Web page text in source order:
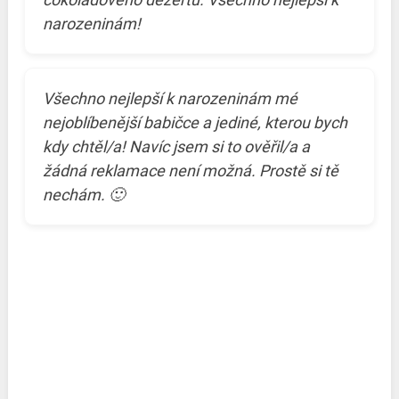
narozeninám!
Všechno nejlepší k narozeninám mé
nejoblíbenější babičce a jediné, kterou bych
kdy chtěl/a! Navíc jsem si to ověřil/a a
žádná reklamace není možná. Prostě si tě
nechám. 🙂